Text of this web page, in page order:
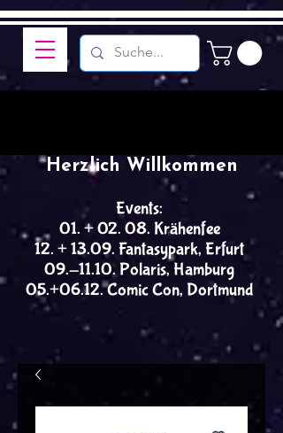
Events:
01. + 02. 08. Krähenfee
12. + 13.09. Fantasypark, Erfurt
09.-11.10. Polaris, Hamburg
05.+06.12. Comic Con, Dortmund
Herzlich Willkommen